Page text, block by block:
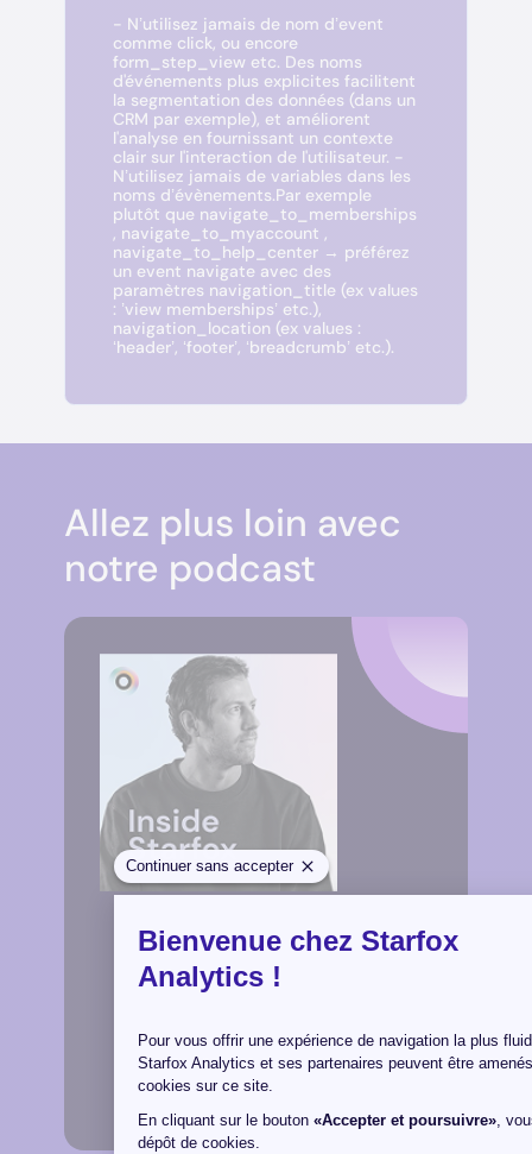
- N’utilisez jamais de nom d’event
comme click, ou encore
form_step_view etc. Des noms
d'événements plus explicites facilitent
la segmentation des données (dans un
CRM par exemple), et améliorent
l'analyse en fournissant un contexte
clair sur l'interaction de l'utilisateur. -
N’utilisez jamais de variables dans les
noms d’évènements.Par exemple
plutôt que navigate_to_memberships
, navigate_to_myaccount ,
navigate_to_help_center → préférez
un event navigate avec des
paramètres navigation_title (ex values
: ’view memberships’ etc.),
navigation_location (ex values :
‘header’, ‘footer’, ‘breadcrumb’ etc.).
Allez plus loin avec
notre podcast
Standards universels
du tagging plan